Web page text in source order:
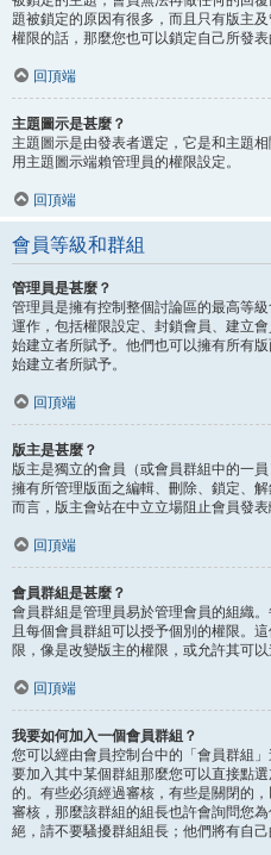
題被鎖定的原因有很多，而且只有版主
權限的話，那麼您也可以鎖定自己所發表
回頂端
主題圖示是甚麼？
主題圖示是由發表者選定，它是和主題
用主題圖示端賴管理員的權限設定。
回頂端
會員等級和群組
管理員是甚麼？
管理員是擁有控制整個討論區的最高等
運作，包括權限設定、封鎖會員、建立
始建立者所賦予。他們也可以擁有所有
始建立者所賦予。
回頂端
版主是甚麼？
版主是獨立的會員（或會員群組中的一
擁有所管理版面之編輯、刪除、鎖定、
而言，版主會站在中立立場阻止會員發表
回頂端
會員群組是甚麼？
會員群組是管理員易於管理會員的組織
且每個會員群組可以授予個別的權限。
限，像是改變版主的權限，或允許其可以
回頂端
我要如何加入一個會員群組？
您可以經由會員控制台中的「會員群組
要加入其中某個群組那麼您可以直接點
的。有些必須經過審核，有些是關閉的
審核，那麼該群組的組長也許會詢問您
絕，請不要騷擾群組組長；他們將有自己